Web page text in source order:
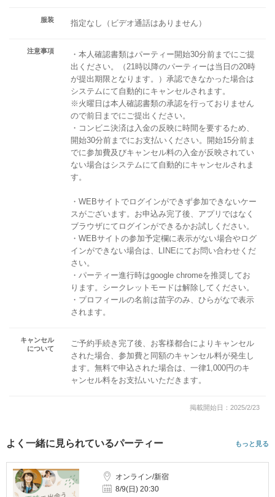
服装 指定なし（ビデオ通話はありません）
注意事項
・本人確認書類はパーティー開始30分前までにご提
出ください。（21時以降のパーティーは当日の20時
が提出期限となります。）承認できなかった場合は
システムにて自動的にキャンセルされます。
※火曜日は本人確認書類の承認を行っておりません
ので前日までにご提出ください。
・コンビニ決済は入金の反映に時間を要するため、
開始30分前までにお支払いください。開始15分前ま
でに参加費及びキャンセル料の入金が反映されてい
ない場合はシステムにて自動的にキャンセルされま
す。
・WEBサイトでログインができず参加できないケー
スがございます。お申込み完了後、アプリではなく
ブラウザにてログインができるかお試しください。
・WEBサイトの参加予定欄に表示がない場合やログ
インができない場合は、LINEにてお問い合わせくだ
さい。
・パーティー進行時はgoogle chromeを推奨してお
ります。シークレットモードは解除してください。
・プロフィールの名前は苗字のみ、ひらがなで表示
されます。
キャンセル
について
ご予約手続き完了後、お客様都合によりキャンセル
された場合、参加費と同額のキャンセル料が発生し
ます。無料で申込された場合は、一律1,000円のキ
ャンセル料をお支払いいただきます。
掲載開始日：2025/2/23
よく一緒に見られているパーティー もっと見る
オンライン/新宿
8/9(日) 20:30